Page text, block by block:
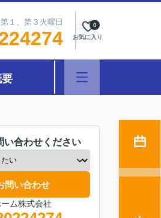
１、第３火曜日
お気に入り
0
い合わせください
問い合わせ
ム株式会社